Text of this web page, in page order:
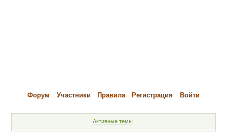
Форум Участники Правила Регистрация Войти
Активные темы